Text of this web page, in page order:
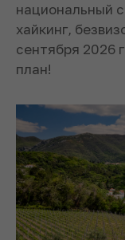
национальный
хайкинг,
сентября 2026
план!